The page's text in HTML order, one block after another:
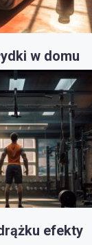
w domu
efekty